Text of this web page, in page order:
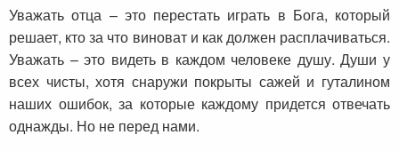
Уважать отца – это перестать играть в Бога, который
решает, кто за что виноват и как должен расплачиваться.
Уважать – это видеть в каждом человеке душу. Души у
всех чисты, хотя снаружи покрыты сажей и гуталином
наших ошибок, за которые каждому придется отвечать
однажды. Но не перед нами.